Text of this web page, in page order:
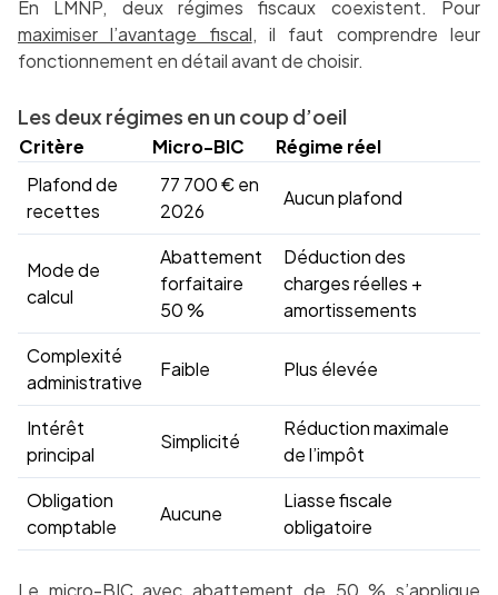
En LMNP, deux régimes fiscaux coexistent. Pour
maximiser l’avantage fiscal, il faut comprendre leur
fonctionnement en détail avant de choisir.
Les deux régimes en un coup d’oeil
Critère Micro-BIC
Régime réel
Plafond de
recettes
77 700 € en
2026
Aucun plafond
Mode de
calcul
Abattement
forfaitaire
50 %
Déduction des
charges réelles +
amortissements
Complexité
administrative
Faible Plus élevée
Intérêt
principal
Simplicité
Réduction maximale
de l’impôt
Obligation
comptable
Aucune
Liasse fiscale
obligatoire
Le micro-BIC avec abattement de 50 % s’applique